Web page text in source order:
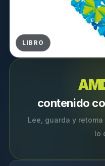
LIBRO
contenido
Lee, guarda y
lo